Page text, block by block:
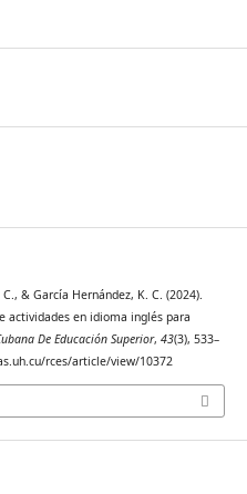
& García Hernández, K. C. (2024).
actividades en idioma inglés para
De Educación Superior, 43(3), 533–
rces/article/view/10372